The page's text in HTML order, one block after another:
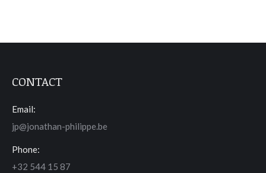
CONTACT
Email:
jp@jonathan-philippe.be
Phone:
+32 544 15 87